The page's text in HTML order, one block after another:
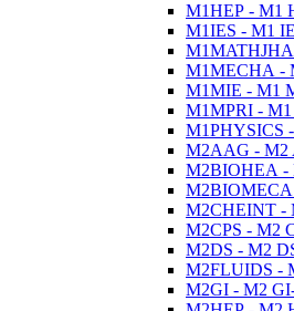
M1HEP - M1
M1IES - M1
M1MECHA -
M1MIE - M1
M1MPRI - M1
M1PHYSICS
M2AAG - M2
M2BIOHEA -
M2BIOMECA
M2CHEINT -
M2CPS - M2
M2DS - M2
M2FLUIDS -
M2GI - M2 GI-